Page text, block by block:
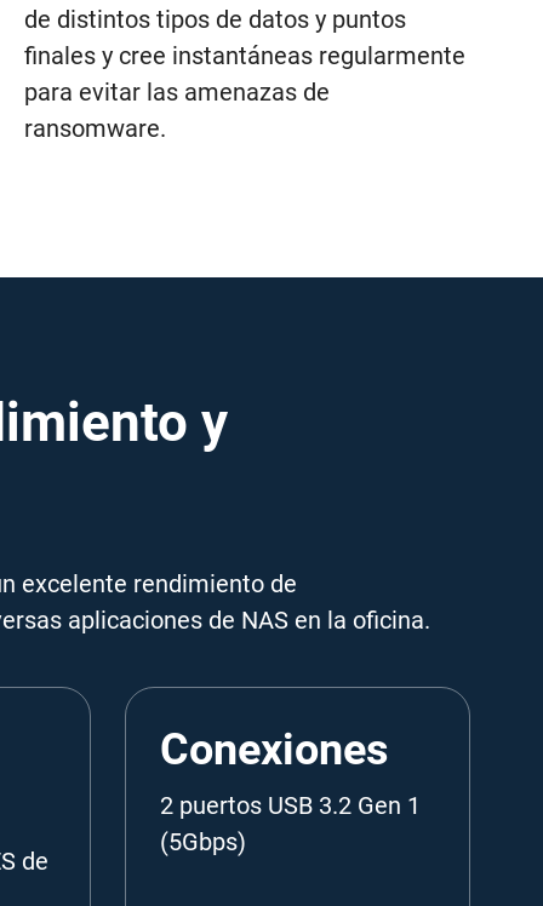
de distintos tipos de datos y puntos
finales y cree instantáneas regularmente
para evitar las amenazas de
ransomware.
y
excelente rendimiento de
aplicaciones de NAS en la oficina.
de
Conexiones
2 puertos USB 3.2 Gen 1
(5Gbps)